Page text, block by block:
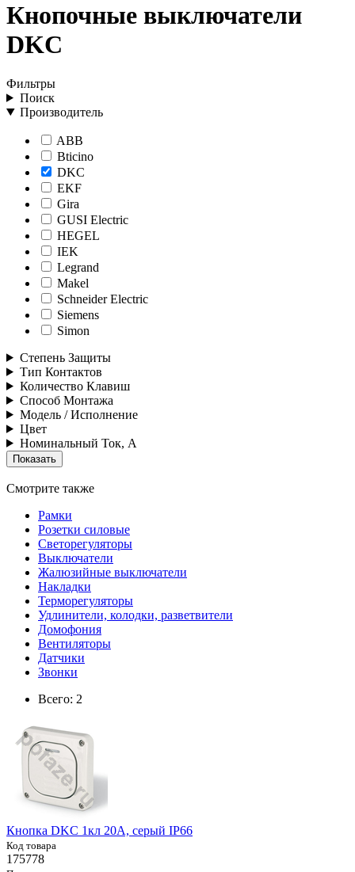
Кнопочные выключатели
DKC
Фильтры
Поиск
Производитель
ABB
Bticino
DKC
EKF
Gira
GUSI Electric
HEGEL
IEK
Legrand
Makel
Schneider Electric
Siemens
Simon
Степень Защиты
Тип Контактов
Количество Клавиш
Способ Монтажа
Модель / Исполнение
Цвет
Номинальный Ток, А
Смотрите также
Рамки
Розетки силовые
Светорегуляторы
Выключатели
Жалюзийные выключатели
Накладки
Терморегуляторы
Удлинители, колодки, разветвители
Домофония
Вентиляторы
Датчики
Звонки
Всего: 2
Кнопка DKC 1кл 20А, серый IP66
Код товара
175778